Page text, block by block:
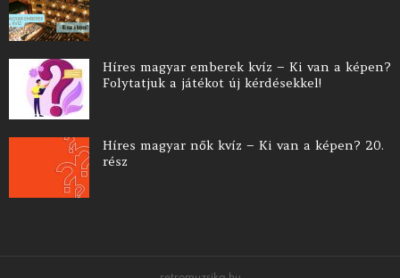
Híres magyar emberek kvíz – Ki van a képen?
Folytatjuk a játékot új kérdésekkel!
Híres magyar nők kvíz – Ki van a képen? 20.
rész